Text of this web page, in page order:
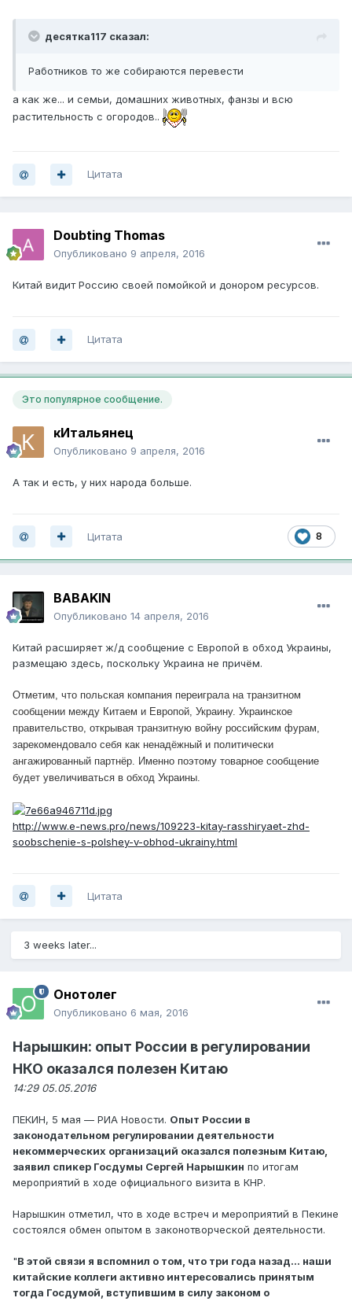
десятка117 сказал:
Работников то же собираются перевести
а как же... и семьи, домашних животных, фанзы и всю
растительность с огородов..
Цитата
Doubting Thomas
Опубликовано 9 апреля, 2016
Китай видит Россию своей помойкой и донором ресурсов.
Цитата
Это популярное сообщение.
кИтальянец
Опубликовано 9 апреля, 2016
А так и есть, у них народа больше.
8
Цитата
BABAKIN
Опубликовано 14 апреля, 2016
Китай расширяет ж/д сообщение с Европой в обход Украины,
размещаю здесь, поскольку Украина не причём.
Отметим, что польская компания переиграла на транзитном
сообщении между Китаем и Европой, Украину. Украинское
правительство, открывая транзитную войну российским фурам,
зарекомендовало себя как ненадёжный и политически
ангажированный партнёр. Именно поэтому товарное сообщение
будет увеличиваться в обход Украины.
http://www.e-news.pro/news/109223-kitay-rasshiryaet-zhd-
soobschenie-s-polshey-v-obhod-ukrainy.html
Цитата
3 weeks later...
Онотолег
Опубликовано 6 мая, 2016
Нарышкин: опыт России в регулировании
НКО оказался полезен Китаю
14:29 05.05.2016
ПЕКИН, 5 мая — РИА Новости. Опыт России в
законодательном регулировании деятельности
некоммерческих организаций оказался полезным Китаю,
заявил спикер Госдумы Сергей Нарышкин по итогам
мероприятий в ходе официального визита в КНР.
Нарышкин отметил, что в ходе встреч и мероприятий в Пекине
состоялся обмен опытом в законотворческой деятельности.
"В этой связи я вспомнил о том, что три года назад… наши
китайские коллеги активно интересовались принятым
тогда Госдумой, вступившим в силу законом о